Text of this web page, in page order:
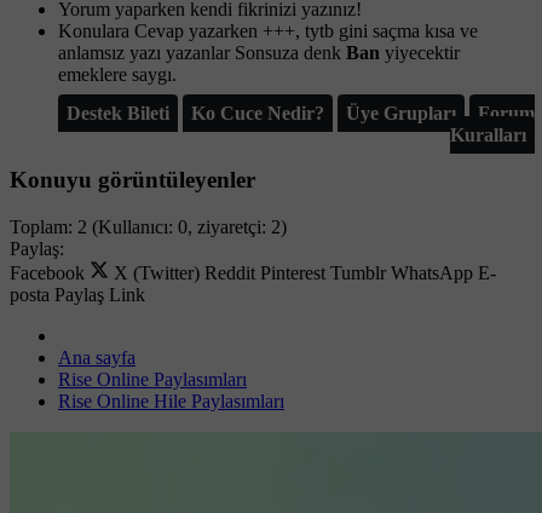
Yorum yaparken kendi fikrinizi yazınız!
Konulara Cevap yazarken +++, tytb gini saçma kısa ve
anlamsız yazı yazanlar Sonsuza denk Ban yiyecektir
emeklere saygı.
Destek Bileti
Ko Cuce Nedir? Üye Grupları
Forum
Kuralları
Konuyu görüntüleyenler
Toplam: 2 (Kullanıcı: 0, ziyaretçi: 2)
Paylaş:
Facebook
X (Twitter) Reddit Pinterest Tumblr WhatsApp E-
posta Paylaş Link
Ana sayfa
Rise Online Paylasımları
Rise Online Hile Paylasımları